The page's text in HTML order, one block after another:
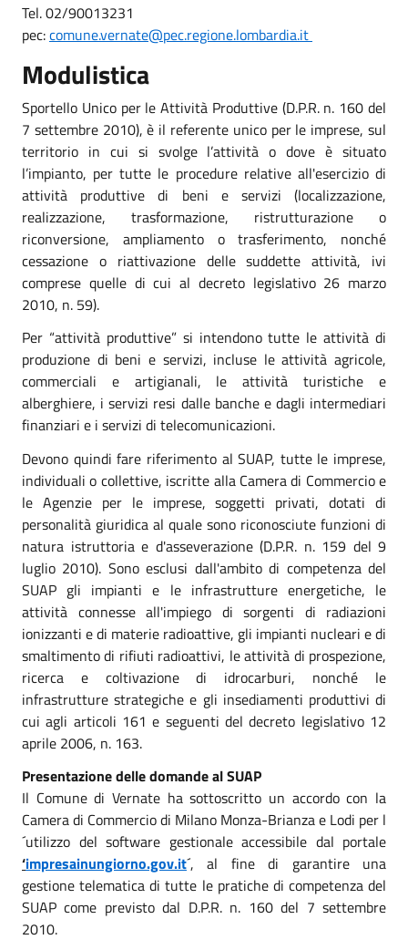
Tel. 02/90013231
pec:comune.vernate@pec.regione.lombardia.it
Modulistica
Sportello Unico per le Attività Produttive (D.P.R. n. 160 del
7 settembre 2010), è il referente unico per le imprese, sul
territorio in cui si svolge l’attività o dove è situato
l’impianto, per tutte le procedure relative all'esercizio di
attività produttive di beni e servizi (localizzazione,
realizzazione, trasformazione, ristrutturazione o
riconversione, ampliamento o trasferimento, nonché
cessazione o riattivazione delle suddette attività, ivi
comprese quelle di cui al decreto legislativo 26 marzo
2010, n. 59).
Per “attività produttive” si intendono tutte le attività di
produzione di beni e servizi, incluse le attività agricole,
commerciali e artigianali, le attività turistiche e
alberghiere, i servizi resi dalle banche e dagli intermediari
finanziari e i servizi di telecomunicazioni.
Devono quindi fare riferimento al SUAP, tutte le imprese,
individuali o collettive, iscritte alla Camera di Commercio e
le Agenzie per le imprese, soggetti privati, dotati di
personalità giuridica al quale sono riconosciute funzioni di
natura istruttoria e d'asseverazione (D.P.R. n. 159 del 9
luglio 2010). Sono esclusi dall'ambito di competenza del
SUAP gli impianti e le infrastrutture energetiche, le
attività connesse all'impiego di sorgenti di radiazioni
ionizzanti e di materie radioattive, gli impianti nucleari e di
smaltimento di rifiuti radioattivi, le attività di prospezione,
ricerca e coltivazione di idrocarburi, nonché le
infrastrutture strategiche e gli insediamenti produttivi di
cui agli articoli 161 e seguenti del decreto legislativo 12
aprile 2006, n. 163.
Presentazione delle domande al SUAP
Il Comune di Vernate ha sottoscritto un accordo con la
Camera di Commercio di Milano Monza-Brianza e Lodi per l
´utilizzo del software gestionale accessibile dal portale
‘impresainungiorno.gov.it´, al fine di garantire una
gestione telematica di tutte le pratiche di competenza del
SUAP come previsto dal D.P.R. n. 160 del 7 settembre
2010.